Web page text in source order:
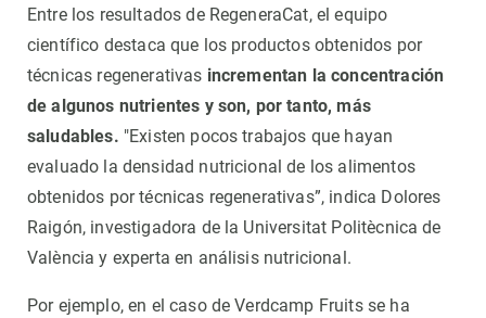
Entre los resultados de RegeneraCat, el equipo
científico destaca que los productos obtenidos por
técnicas regenerativas incrementan la concentración
de algunos nutrientes y son, por tanto, más
saludables. "Existen pocos trabajos que hayan
evaluado la densidad nutricional de los alimentos
obtenidos por técnicas regenerativas”, indica Dolores
Raigón, investigadora de la Universitat Politècnica de
València y experta en análisis nutricional.
Por ejemplo, en el caso de Verdcamp Fruits se ha